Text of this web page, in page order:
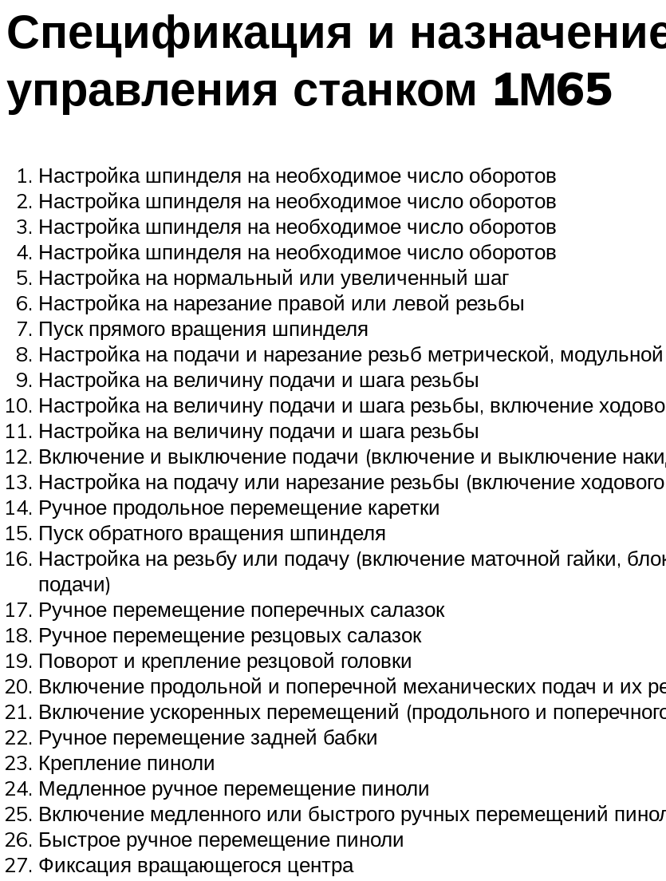
Спецификация и
управления станком 1М65
Настройка шпинделя на необходимое число оборотов
Настройка шпинделя на необходимое число оборотов
Настройка шпинделя на необходимое число оборотов
Настройка шпинделя на необходимое число оборотов
Настройка на нормальный или увеличенный шаг
Настройка на нарезание правой или левой резьбы
Пуск прямого вращения шпинделя
Настройка на подачи и нарезание резьб метрической,
Настройка на величину подачи и шага резьбы
Настройка на величину подачи и шага резьбы, включение
Настройка на величину подачи и шага резьбы
Включение и выключение подачи (включение и выключение
Настройка на подачу или нарезание резьбы (включение
Ручное продольное перемещение каретки
Пуск обратного вращения шпинделя
Настройка на резьбу или подачу (включение маточной гайки,
подачи)
Ручное перемещение поперечных салазок
Ручное перемещение резцовых салазок
Поворот и крепление резцовой головки
Включение продольной и поперечной механических подач и их
Включение ускоренных перемещений (продольного и
Ручное перемещение задней бабки
Крепление пиноли
Медленное ручное перемещение пиноли
Включение медленного или быстрого ручных перемещений
Быстрое ручное перемещение пиноли
Фиксация вращающегося центра